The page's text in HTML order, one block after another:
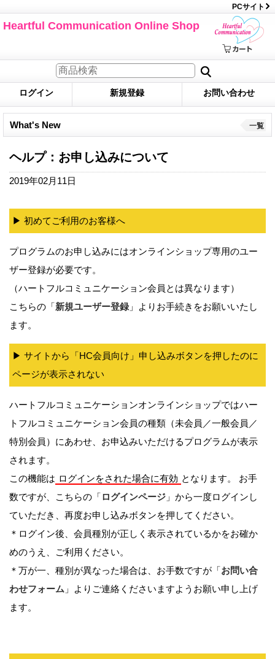
PCサイト
Heartful Communication Online Shop
ログイン 新規登録 お問い合わせ
What's New 一覧
ヘルプ：お申し込みについて
2019年02月11日
▶︎ 初めてご利用のお客様へ
プログラムのお申し込みにはオンラインショップ専用のユー
ザー登録が必要です。
（ハートフルコミュニケーション会員とは異なります）
こちらの「新規ユーザー登録」よりお手続きをお願いいたし
ます。
▶︎ サイトから「HC会員向け」申し込みボタンを押したのに
ページが表示されない
ハートフルコミュニケーションオンラインショップではハー
トフルコミュニケーション会員の種類（未会員／一般会員／
特別会員）にあわせ、お申込みいただけるプログラムが表示
されます。
この機能は ログインをされた場合に有効 となります。 お手
数ですが、こちらの「ログインページ 」から一度ログインし
ていただき、再度お申し込みボタンを押してください。
＊ログイン後、会員種別が正しく表示されているかをお確か
めのうえ、ご利用ください。
＊万が一、種別が異なった場合は、お手数ですが「お問い合
わせフォーム 」よりご連絡くださいますようお願い申し上げ
ます。